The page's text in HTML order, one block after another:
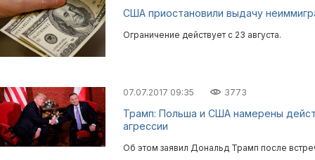
США приостановили выдачу
Ограничение действует с 23 августа.
07.07.2017 09:35 3773
Трамп: Польша и США намерены
агрессии
Об этом заявил Дональд Трамп после